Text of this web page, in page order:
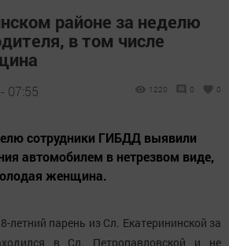
районе за неделю
в том числе
07:55 1220 0 0
сотрудники ГИБДД выявили
автомобилем в нетрезвом виде,
женщина.
парень из Сл. Екатерининской за
в Сл. Петропавловской и не